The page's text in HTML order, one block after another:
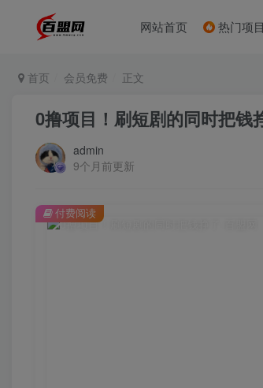
网站首页 热门项目
首页 会员免费 正文
0撸项目！刷短剧的同时把钱
admin
9个月前更新
付费阅读